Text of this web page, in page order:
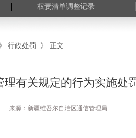
权责清单调整记录
行政处罚 》 正文
理有关规定的行为实施处
来源：新疆维吾尔自治区通信管理局